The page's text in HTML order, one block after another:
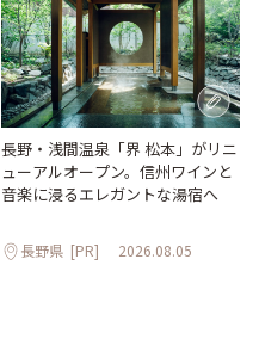
長野・浅間温泉「界 松本」がリニ
ューアルオープン。信州ワインと
音楽に浸るエレガントな湯宿へ
長野県 [PR] 2026.08.05